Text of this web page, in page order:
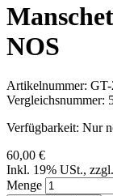
NOS
Artikelnummer:
Vergleichsnummer:
Verfügbarkeit: Nur
60,00 €
Inkl. 19% USt., zzgl.
Menge